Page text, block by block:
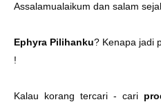
Assalamualaikum dan salam
Ephyra Pilihanku? Kenapa jadi
!
Kalau korang tercari - cari